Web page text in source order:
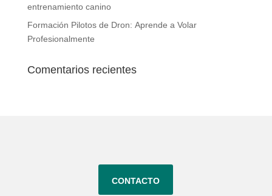
entrenamiento canino
Formación Pilotos de Dron: Aprende a Volar
Profesionalmente
Comentarios recientes
contacto